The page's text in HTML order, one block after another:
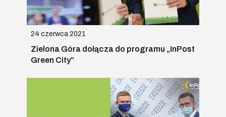
24 czerwca 2021
Zielona Góra dołącza do programu „InPost
Green City”